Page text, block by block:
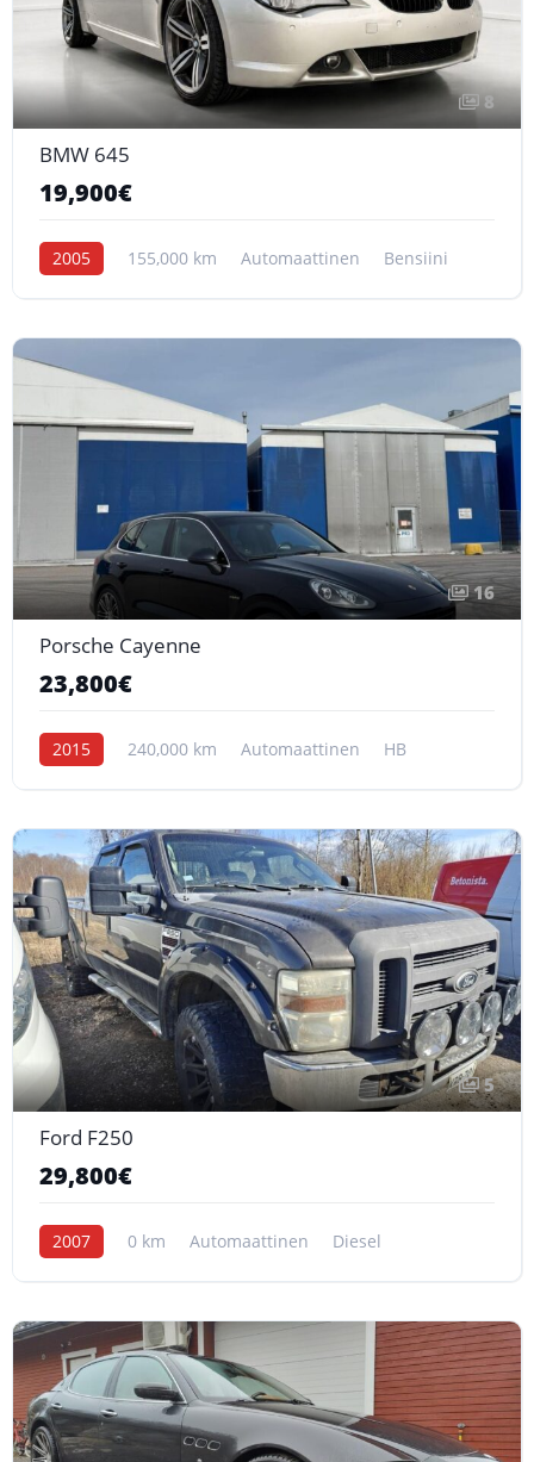
8
BMW 645
19,900€
2005 155,000 km Automaattinen Bensiini
16
Porsche Cayenne
23,800€
2015 240,000 km Automaattinen HB
5
Ford F250
29,800€
2007 0 km Automaattinen Diesel